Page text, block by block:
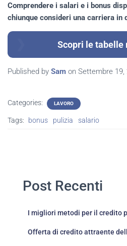
Comprendere i salari e i bonus
chiunque consideri una carriera in
Scopri le
Published by Sam on Settembre 19,
Categories: LAVORO
Tags: bonus pulizia salario
Post Recenti
I migliori metodi per il credito
Offerta di credito attraente